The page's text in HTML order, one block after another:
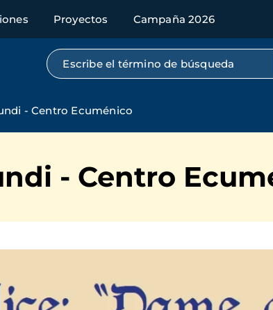
Proyectos Campaña 2026
Búsqueda por texto completo
- Centro Ecuménico
- Centro